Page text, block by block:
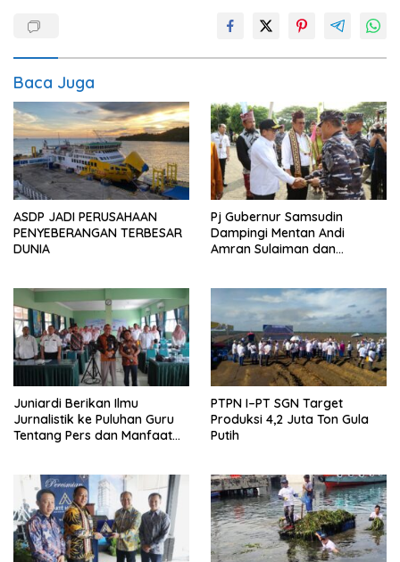
Baca Juga
ASDP JADI PERUSAHAAN
PENYEBERANGAN TERBESAR
DUNIA
Pj Gubernur Samsudin
Dampingi Mentan Andi
Amran Sulaiman dan
Program Ketahanan Pangan
Juniardi Berikan Ilmu
Jurnalistik ke Puluhan Guru
Tentang Pers dan Manfaat
PTPN I–PT SGN Target
Produksi 4,2 Juta Ton Gula
Putih